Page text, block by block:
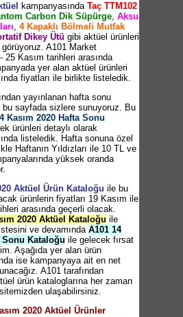
kampanyasında Taç TTM102
Carbon Dik Süpürge, Aksu
, 4 Kapaklı Bölmeli Mutfak
Dikey Ütü gibi aktüel ürünleri
A101 Market
25 Kasım tarihleri arasında
yer alan aktüel ürünleri
fiyatları ile birlikte listeledik.
yayınlanan hafta sonu
bu sayfada sizlere sunuyoruz. Bu
Kasım 2020 Hafta Sonu
ürünleri detaylı olarak
listeledik. Hafta sonuna özel
Haftanın Yıldızları ile 10 TL ve
yüksek oranda
Aktüel Ürün Kataloğu ile bu
ürünlerin fiyatları 19 Kasım ile
arasında geçerli olacak.
2020 Aktüel Kataloğu ile
ve devamında A101 14
Sonu Kataloğu ile gelecek fırsat
Aşağıda yer alan ürün
ise kampanyaya ait en net
A101 tarafından
ürün kataloglarına her zaman
ulaşabilirsiniz.
2020 Aktüel Ürünler